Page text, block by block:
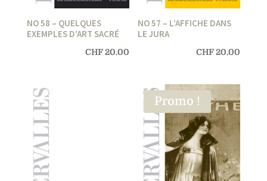
NO 58 – QUELQUES
EXEMPLES D’ART SACRÉ
CHF20.00
NO 57 – L’AFFICHE DANS
LE JURA
CHF20.00
Promo !